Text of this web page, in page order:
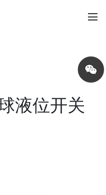
Share
on
wechat
液位开关